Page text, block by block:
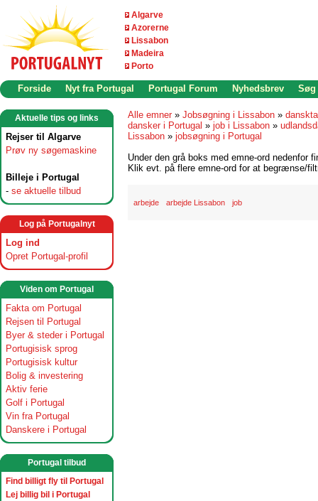
Algarve
Azorerne
Lissabon
Madeira
Porto
Forside Nyt fra Portugal Portugal Forum Nyhedsbrev Søg
Aktuelle tips og links
Rejser til Algarve
Prøv ny søgemaskine
Billeje i Portugal
- se aktuelle tilbud
Log på Portugalnyt
Log ind
Opret Portugal-profil
Viden om Portugal
Fakta om Portugal
Rejsen til Portugal
Byer & steder i Portugal
Portugisisk sprog
Portugisisk kultur
Bolig & investering
Aktiv ferie
Golf i Portugal
Vin fra Portugal
Danskere i Portugal
Portugal tilbud
Find billigt fly til Portugal
Lej billig bil i Portugal
Alle emner » Jobsøgning i Lissabon »
dansker i Portugal » job i Lissabon »
Lissabon » jobsøgning i Portugal
Under den grå boks med emne-ord nedenfor
Klik evt. på flere emne-ord for at begrænse/
arbejde arbejde Lissabon job